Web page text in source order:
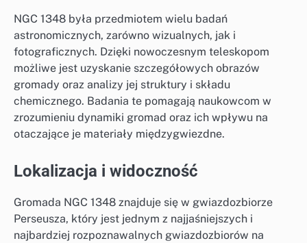
NGC 1348 była przedmiotem wielu badań
astronomicznych, zarówno wizualnych, jak i
fotograficznych. Dzięki nowoczesnym teleskopom
możliwe jest uzyskanie szczegółowych obrazów
gromady oraz analizy jej struktury i składu
chemicznego. Badania te pomagają naukowcom w
zrozumieniu dynamiki gromad oraz ich wpływu na
otaczające je materiały międzygwiezdne.
Lokalizacja i widoczność
Gromada NGC 1348 znajduje się w gwiazdozbiorze
Perseusza, który jest jednym z najjaśniejszych i
najbardziej rozpoznawalnych gwiazdozbiorów na